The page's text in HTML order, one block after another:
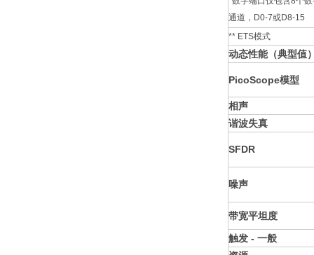
通道，D0-7或D8-15
** ETS模式
动态性能（典型值
PicoScope模型
相声
谐波失真
SFDR
噪声
带宽平坦度
触发 - 一般